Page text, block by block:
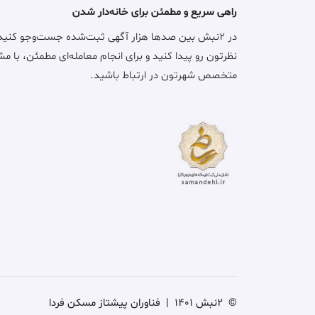
راهی سریع و مطمئن برای خانه‌دار شدن
در ۲نبش بین صدها هزار آگهی ثبت‌شده جست‌وجو
نظرتون رو پیدا کنید و برای انجام معامله‌ای مطمئن، با
متخصص شهرتون در ارتباط باشید.
© 2نبش 1401 | فناوران پیشتاز مسکن فردا